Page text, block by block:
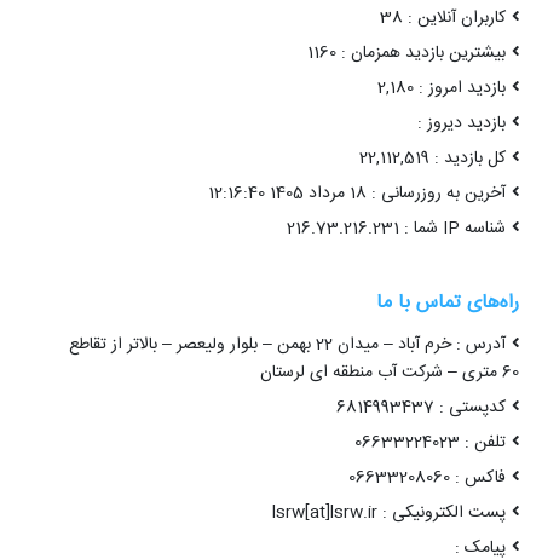
کاربران آنلاین : 38
بیشترین بازدید همزمان : 1160
بازدید امروز : 2,180
بازدید دیروز :
کل بازدید : 22,112,519
آخرین به روزرسانی : 18 مرداد 1405 12:16:40
شناسه IP شما : 216.73.216.231
راه‌های تماس با ما
آدرس : خرم آباد – میدان 22 بهمن – بلوار ولیعصر – بالاتر از تقاطع
60 متری – شرکت آب منطقه ای لرستان
کدپستی : 6814993437
تلفن : 06633224023
فاکس : 06633208060
پست الکترونیکی : lsrw[at]lsrw.ir
پیامک :